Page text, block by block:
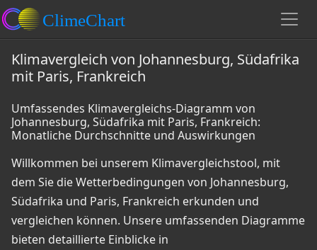
Klimavergleich von Johannesburg, Südafrika
mit Paris, Frankreich
Umfassendes Klimavergleichs-Diagramm von
Johannesburg, Südafrika mit Paris, Frankreich:
Monatliche Durchschnitte und Auswirkungen
Willkommen bei unserem Klimavergleichstool, mit
dem Sie die Wetterbedingungen von Johannesburg,
Südafrika und Paris, Frankreich erkunden und
vergleichen können. Unsere umfassenden Diagramme
bieten detaillierte Einblicke in